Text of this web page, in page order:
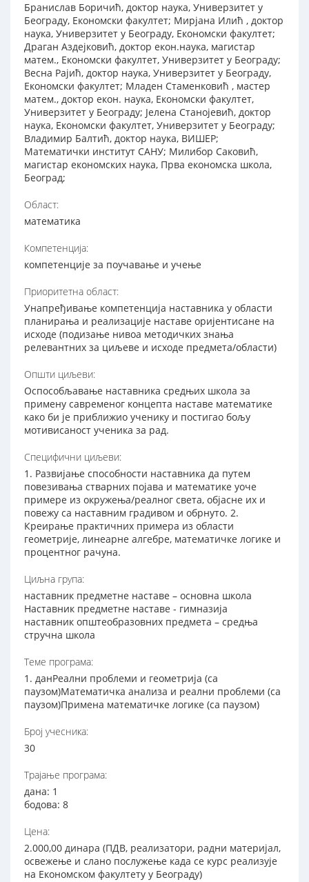
Бранислав Боричић, доктор наука, Универзитет у
Београду, Економски факултет; Мирјана Илић , доктор
наука, Универзитет у Београду, Економски факултет;
Драган Аздејковић, доктор екон.наука, магистар
матем., Економски факултет, Универзитет у Београду;
Весна Рајић, доктор наука, Универзитет у Београду,
Економски факултет; Младен Стаменковић , мастер
матем., доктор екон. наука, Економски факултет,
Универзитет у Београду; Јелена Станојевић, доктор
наука, Економски факултет, Универзитет у Београду;
Владимир Балтић, доктор наука, ВИШЕР;
Математички институт САНУ; Милибор Саковић,
магистар економских наука, Прва економска школа,
Београд;
Област:
математика
Компетенција:
компетенције за поучавање и учење
Приоритетна област:
Унапређивање компетенција наставника у области
планирања и реализације наставе оријентисане на
исходе (подизање нивоа методичких знања
релевантних за циљеве и исходе предмета/области)
Општи циљеви:
Оспособљавање наставника средњих школа за
примену савременог концепта наставе математике
како би је приближио ученику и постигао бољу
мотивисаност ученика за рад.
Специфични циљеви:
1. Развијање способности наставника да путем
повезивања стварних појава и математике уоче
примере из окружења/реалног света, објасне их и
повежу са наставним градивом и обрнуто. 2.
Креирање практичних примера из области
геометрије, линеарне алгебре, математичке логике и
процентног рачуна.
Циљна група:
наставник предметне наставе – основна школа
Наставник предметне наставе - гимназија
наставник општеобразовних предмета – средња
стручна школа
Теме програма:
1. данРеални проблеми и геометрија (са
паузом)Математичка анализа и реални проблеми (са
паузом)Примена математичке логике (са паузом)
Број учесника:
30
Трајање програма:
дана: 1
бодова: 8
Цена:
2.000,00 динара (ПДВ, реализатори, радни материјал,
освежење и слано послужење када се курс реализује
на Економском факултету у Београду)